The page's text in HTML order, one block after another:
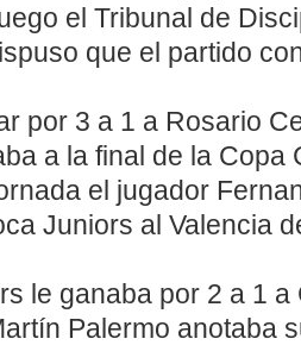
el Tribunal de
que el partido
por 3 a 1 a Rosario
a la final de la Copa
el jugador
Juniors al Valencia
le ganaba por 2 a 1 a
Palermo anotaba